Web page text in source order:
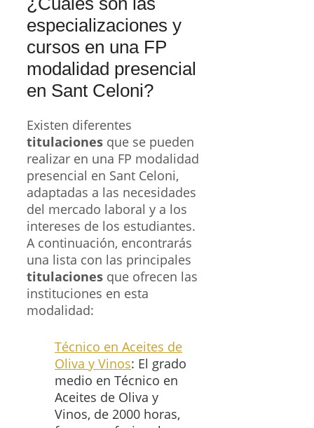
especializaciones y
cursos en una FP
modalidad presencial
en Sant Celoni?
Existen diferentes
titulaciones que se pueden
realizar en una FP modalidad
presencial en Sant Celoni,
adaptadas a las necesidades
del mercado laboral y a los
intereses de los estudiantes.
A continuación, encontrarás
una lista con las principales
titulaciones que ofrecen las
instituciones en esta
modalidad:
Técnico en Aceites de
Oliva y Vinos: El grado
medio en Técnico en
Aceites de Oliva y
Vinos, de 2000 horas,